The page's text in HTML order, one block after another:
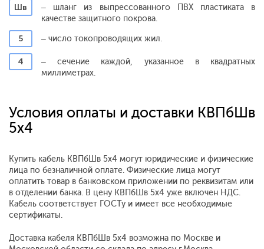
Шв
– шланг из выпрессованного ПВХ пластиката в
качестве защитного покрова.
5
– число токопроводящих жил.
4
– сечение каждой, указанное в квадратных
миллиметрах.
Условия оплаты и доставки КВПбШв
5х4
Купить кабель КВПбШв 5х4 могут юридические и физические
лица по безналичной оплате. Физические лица могут
оплатить товар в банковском приложении по реквизитам или
в отделении банка. В цену КВПбШв 5х4 уже включен НДС.
Кабель соответствует ГОСТу и имеет все необходимые
сертификаты.
Доставка кабеля КВПбШв 5х4 возможна по Москве и